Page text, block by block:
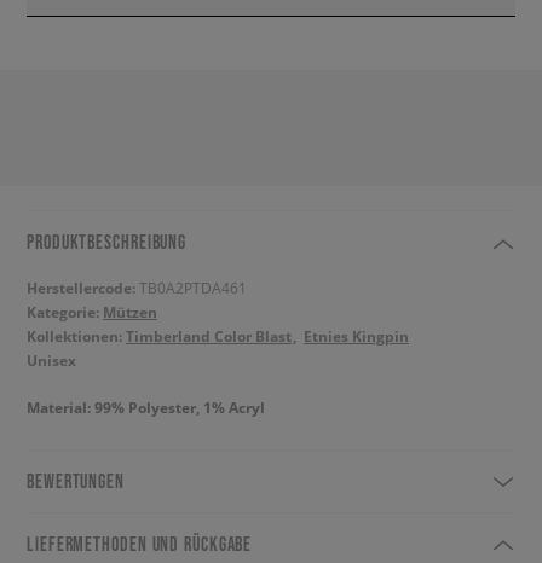
PRODUKTBESCHREIBUNG
Herstellercode:TB0A2PTDA461
Kategorie: Mützen
Kollektionen:Timberland Color Blast
Etnies Kingpin
Unisex
Material: 99% Polyester, 1% Acryl
BEWERTUNGEN
LIEFERMETHODEN UND RÜCKGABE